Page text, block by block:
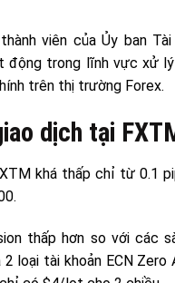
viên của Ủy ban
động trong lĩnh vực xử
trên thị trường Forex.
dịch tại
khá thấp chỉ từ 0.1
thấp hơn so với các
loại tài khoản ECN Zero